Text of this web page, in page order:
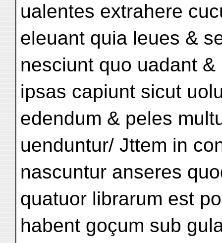
ualentes extrahere
eleuant quia leues &
nesciunt quo uadant &
ipsas capiunt sicut
edendum & peles
uenduntur/ Jttem in
nascuntur anseres
quatuor librarum est
habent goçum sub